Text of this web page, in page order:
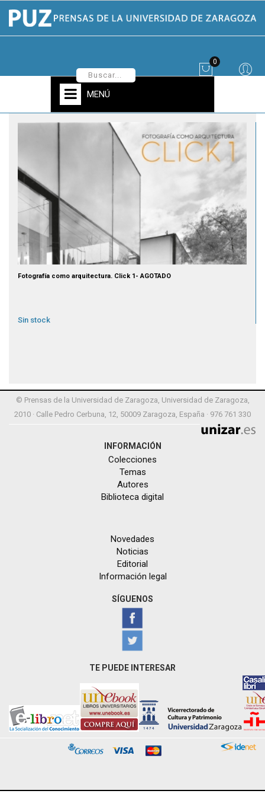
0
MENÚ
Fotografía como arquitectura. Click 1- AGOTADO
Sin stock
© Prensas de la Universidad de Zaragoza, Universidad de Zaragoza,
2010 · Calle Pedro Cerbuna, 12, 50009 Zaragoza, España · 976 761 330
INFORMACIÓN
Colecciones
Temas
Autores
Biblioteca digital
Novedades
Noticias
Editorial
Información legal
SÍGUENOS
TE PUEDE INTERESAR